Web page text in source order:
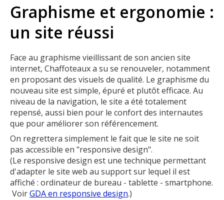
Graphisme et ergonomie :
un site réussi
Face au graphisme vieillissant de son ancien site
internet, Chaffoteaux a su se renouveler, notamment
en proposant des visuels de qualité. Le graphisme du
nouveau site est simple, épuré et plutôt efficace. Au
niveau de la navigation, le site a été totalement
repensé, aussi bien pour le confort des internautes
que pour améliorer son référencement.
On regrettera simplement le fait que le site ne soit
pas accessible en "responsive design".
(Le responsive design est une technique permettant
d'adapter le site web au support sur lequel il est
affiché : ordinateur de bureau - tablette - smartphone.
VoirGDA en responsive design.)